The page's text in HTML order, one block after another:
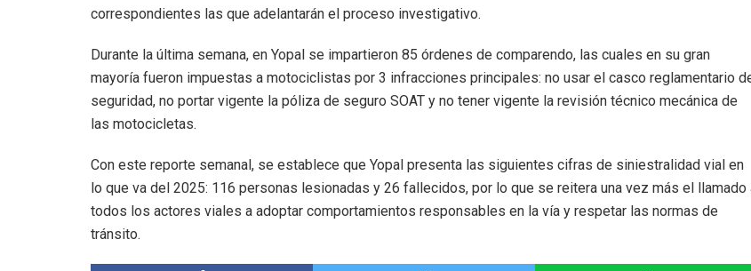
correspondientes las que adelantarán el proceso investigativo.
Durante la última semana, en Yopal se impartieron 85 órdenes de comparendo, las cuales en su gran
mayoría fueron impuestas a motociclistas por 3 infracciones principales: no usar el casco reglamentario
seguridad, no portar vigente la póliza de seguro SOAT y no tener vigente la revisión técnico mecánica de
las motocicletas.
Con este reporte semanal, se establece que Yopal presenta las siguientes cifras de siniestralidad vial en
lo que va del 2025: 116 personas lesionadas y 26 fallecidos, por lo que se reitera una vez más el llamado
todos los actores viales a adoptar comportamientos responsables en la vía y respetar las normas de
tránsito.